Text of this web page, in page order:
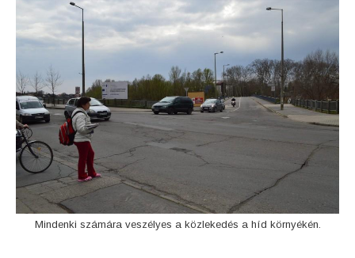
Mindenki számára veszélyes a közlekedés a híd környékén.